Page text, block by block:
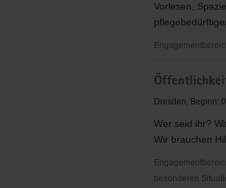
Jung
und
Alt
Vorlesen,
soziale
Betreuung
in
der
stationären
Dresden, Beginn:
Wer seid ihr?
Wir brauchen
besonderen